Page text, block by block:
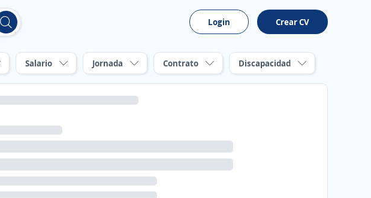
Login Crear CV
Salario Jornada Contrato Discapacidad